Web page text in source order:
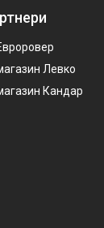
Левко
Кандар